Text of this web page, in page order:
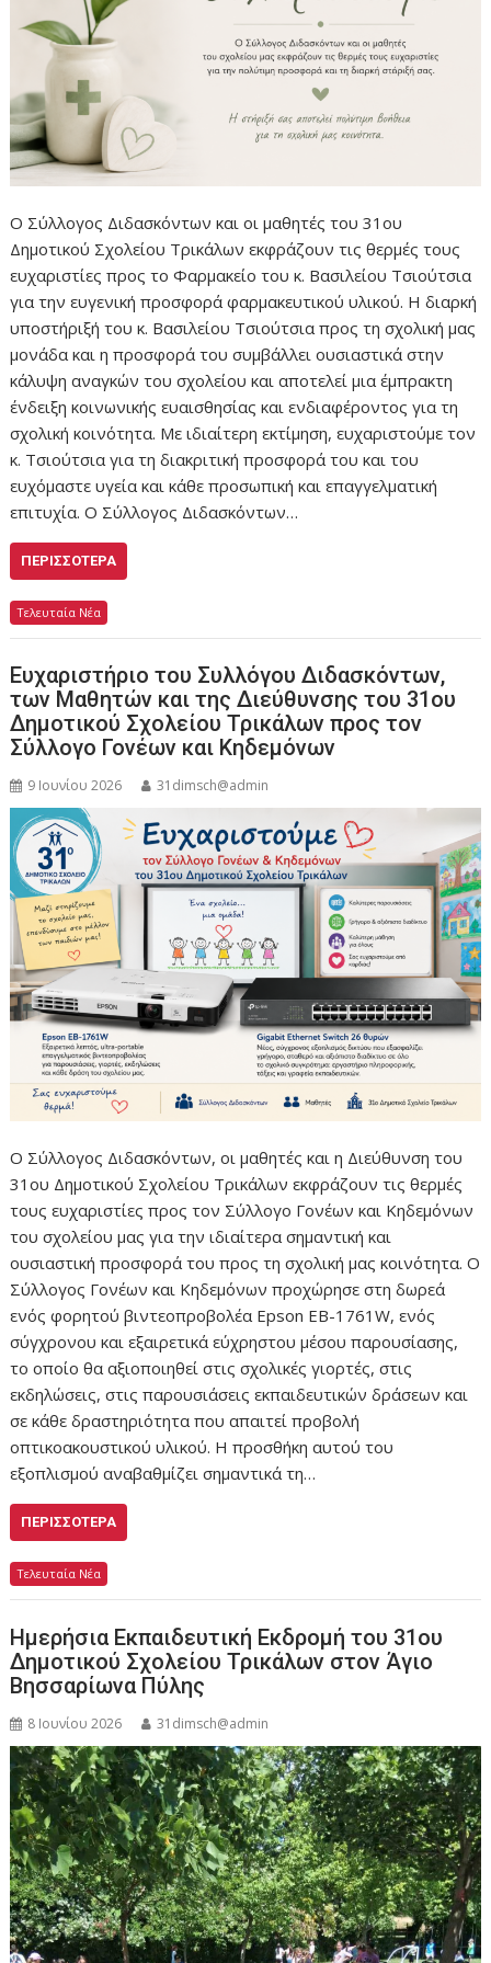
Ο Σύλλογος Διδασκόντων και οι μαθητές του 31ου
Δημοτικού Σχολείου Τρικάλων εκφράζουν τις θερμές τους
ευχαριστίες προς το Φαρμακείο του κ. Βασιλείου Τσιούτσια
για την ευγενική προσφορά φαρμακευτικού υλικού. H διαρκή
υποστήριξή του κ. Βασιλείου Τσιούτσια προς τη σχολική μας
μονάδα και η προσφορά του συμβάλλει ουσιαστικά στην
κάλυψη αναγκών του σχολείου και αποτελεί μια έμπρακτη
ένδειξη κοινωνικής ευαισθησίας και ενδιαφέροντος για τη
σχολική κοινότητα. Με ιδιαίτερη εκτίμηση, ευχαριστούμε τον
κ. Τσιούτσια για τη διακριτική προσφορά του και του
ευχόμαστε υγεία και κάθε προσωπική και επαγγελματική
επιτυχία. Ο Σύλλογος Διδασκόντων…
ΠΕΡΙΣΣΌΤΕΡΑ
Τελευταία Νέα
Ευχαριστήριο του Συλλόγου Διδασκόντων,
των Μαθητών και της Διεύθυνσης του 31ου
Δημοτικού Σχολείου Τρικάλων προς τον
Σύλλογο Γονέων και Κηδεμόνων
9 Ιουνίου 2026 31dimsch@admin
Ο Σύλλογος Διδασκόντων, οι μαθητές και η Διεύθυνση του
31ου Δημοτικού Σχολείου Τρικάλων εκφράζουν τις θερμές
τους ευχαριστίες προς τον Σύλλογο Γονέων και Κηδεμόνων
του σχολείου μας για την ιδιαίτερα σημαντική και
ουσιαστική προσφορά του προς τη σχολική μας κοινότητα. Ο
Σύλλογος Γονέων και Κηδεμόνων προχώρησε στη δωρεά
ενός φορητού βιντεοπροβολέα Epson EB-1761W, ενός
σύγχρονου και εξαιρετικά εύχρηστου μέσου παρουσίασης,
το οποίο θα αξιοποιηθεί στις σχολικές γιορτές, στις
εκδηλώσεις, στις παρουσιάσεις εκπαιδευτικών δράσεων και
σε κάθε δραστηριότητα που απαιτεί προβολή
οπτικοακουστικού υλικού. Η προσθήκη αυτού του
εξοπλισμού αναβαθμίζει σημαντικά τη…
ΠΕΡΙΣΣΌΤΕΡΑ
Τελευταία Νέα
Ημερήσια Εκπαιδευτική Εκδρομή του 31ου
Δημοτικού Σχολείου Τρικάλων στον Άγιο
Βησσαρίωνα Πύλης
8 Ιουνίου 2026 31dimsch@admin